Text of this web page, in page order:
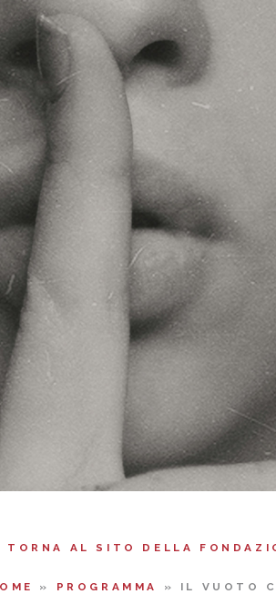
TORNA AL SITO DELLA
» PROGRAMMA » IL VUOTO